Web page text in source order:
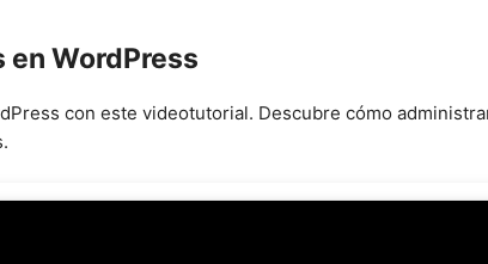
WordPress
con este videotutorial. Descubre cómo